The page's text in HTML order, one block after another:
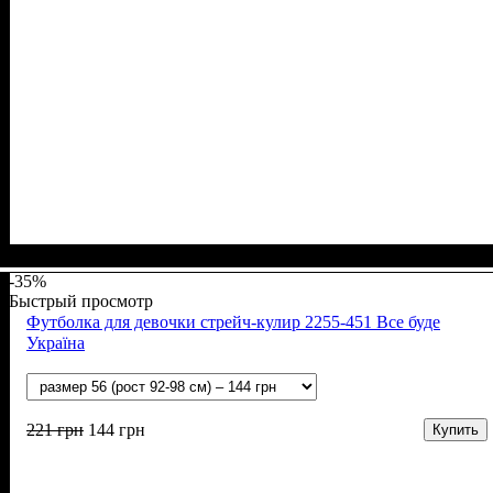
-35%
Быстрый просмотр
Футболка для девочки стрейч-кулир 2255-451 Все буде
Україна
221грн 144 грн Купить